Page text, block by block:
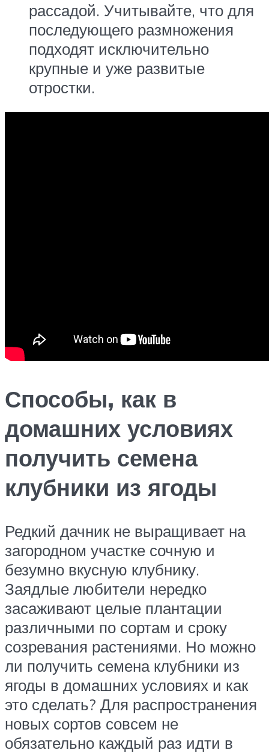
рассадой. Учитывайте, что для
последующего размножения
подходят исключительно
крупные и уже развитые
отростки.
Способы, как в
домашних условиях
получить семена
клубники из ягоды
Редкий дачник не выращивает на
загородном участке сочную и
безумно вкусную клубнику.
Заядлые любители нередко
засаживают целые плантации
различными по сортам и сроку
созревания растениями. Но можно
ли получить семена клубники из
ягоды в домашних условиях и как
это сделать? Для распространения
новых сортов совсем не
обязательно каждый раз идти в